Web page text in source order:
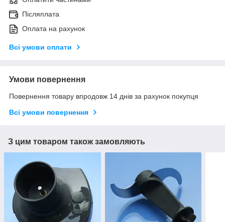
Післяплата
Оплата на рахунок
Всі умови оплати
Умови повернення
Повернення товару впродовж 14 днів за рахунок покупця
Всі умови повернення
З цим товаром також замовляють